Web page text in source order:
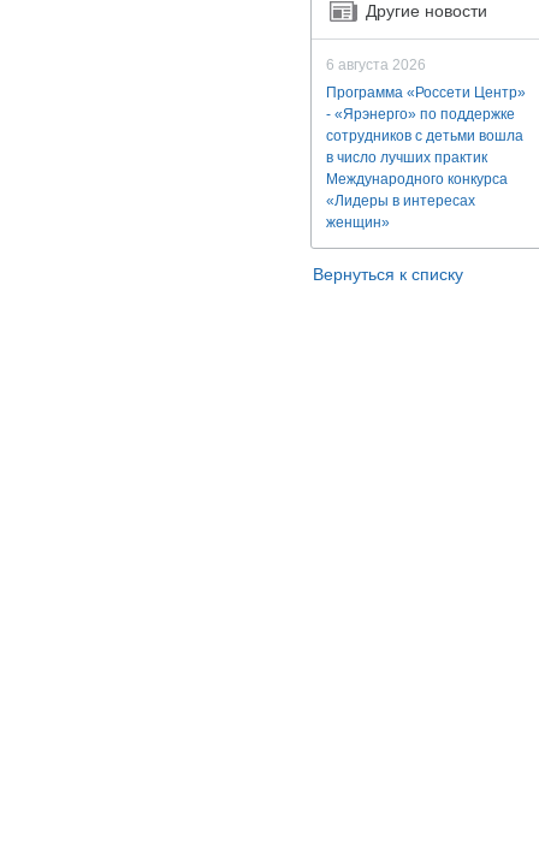
Другие новости
6 августа 2026
Программа «Россети Центр»
- «Ярэнерго» по поддержке
сотрудников с детьми вошла
в число лучших практик
Международного конкурса
«Лидеры в интересах
женщин»
Вернуться к списку